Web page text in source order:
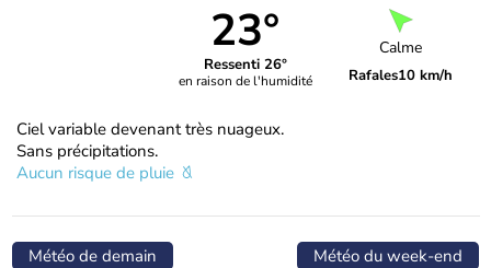
23°
Ressenti 26°
en raison de l'humidité
Calme
Rafales10 km/h
Ciel variable devenant très nuageux.
Sans précipitations.
Aucun risque de pluie
Météo de demain Météo du week-end